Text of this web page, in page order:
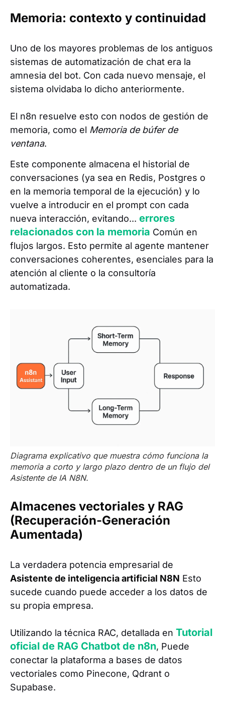
Memoria: contexto y continuidad
Uno de los mayores problemas de los antiguos
sistemas de automatización de chat era la
amnesia del bot. Con cada nuevo mensaje, el
sistema olvidaba lo dicho anteriormente.
El n8n resuelve esto con nodos de gestión de
memoria, como el Memoria de búfer de
ventana.
Este componente almacena el historial de
conversaciones (ya sea en Redis, Postgres o
en la memoria temporal de la ejecución) y lo
vuelve a introducir en el prompt con cada
nueva interacción, evitando... errores
relacionados con la memoria Común en
flujos largos. Esto permite al agente mantener
conversaciones coherentes, esenciales para la
atención al cliente o la consultoría
automatizada.
Diagrama explicativo que muestra cómo funciona la
memoria a corto y largo plazo dentro de un flujo del
Asistente de IA N8N.
Almacenes vectoriales y RAG
(Recuperación-Generación
Aumentada)
La verdadera potencia empresarial de
Asistente de inteligencia artificial N8N Esto
sucede cuando puede acceder a los datos de
su propia empresa.
Utilizando la técnica RAC, detallada en Tutorial
oficial de RAG Chatbot de n8n, Puede
conectar la plataforma a bases de datos
vectoriales como Pinecone, Qdrant o
Supabase.